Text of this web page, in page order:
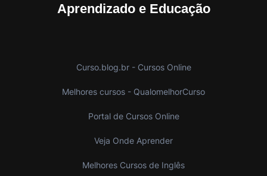
Aprendizado e Educação
Curso.blog.br - Cursos Online
Melhores cursos - QualomelhorCurso
Portal de Cursos Online
Veja Onde Aprender
Melhores Cursos de Inglês